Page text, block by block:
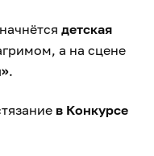
детская
а на сцене
.
в Конкурсе